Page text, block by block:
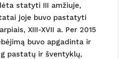
statyti III amžiuje,
joje buvo pastatyti
XIII-XVII a. Per 2015
buvo apgadinta ir
pastatų ir šventyklų,